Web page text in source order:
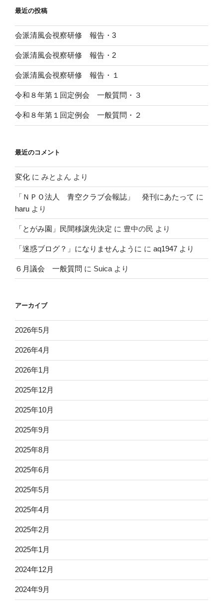
最近の投稿
会派清風会視察研修 報告・3
会派清風会視察研修 報告・2
会派清風会視察研修 報告・１
令和８年第１回定例会 一般質問・３
令和８年第１回定例会 一般質問・２
最近のコメント
変化 に みとよん より
「ＮＰＯ法人 青空クラブ会報誌」 発刊にあたって に
haru より
「とがみ園」民間移譲先決定 に 豊中の民 より
「迷惑ブログ？」になりませんように に aq1947 より
６月議会 一般質問 に Suica より
アーカイブ
2026年5月
2026年4月
2026年1月
2025年12月
2025年10月
2025年9月
2025年8月
2025年6月
2025年5月
2025年4月
2025年2月
2025年1月
2024年12月
2024年9月